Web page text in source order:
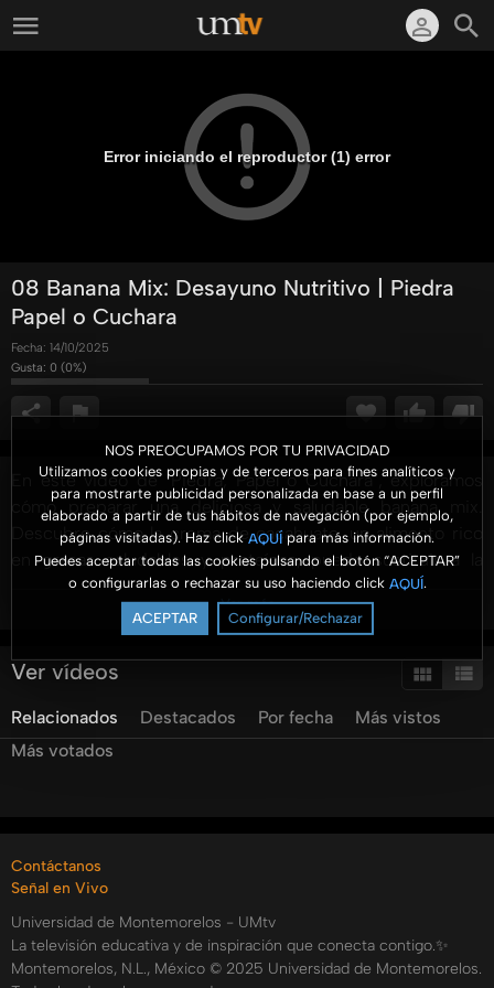
NOS PREOCUPAMOS POR TU PRIVACIDAD
Utilizamos cookies propias y de terceros para fines analíticos y
para mostrarte publicidad personalizada en base a un perfil
elaborado a partir de tus hábitos de navegación (por ejemplo,
páginas visitadas). Haz click AQUÍ para más información.
Puedes aceptar todas las cookies pulsando el botón “ACEPTAR”
o configurarlas o rechazar su uso haciendo click AQUÍ.
ACEPTAR Configurar/Rechazar
Error iniciando el reproductor (1) error
08 Banana Mix: Desayuno Nutritivo | Piedra
Papel o Cuchara
Fecha: 14/10/2025
Gusta: 0 (0%)
En este video de "Piedra, Papel o Cuchara", exploramos
cómo preparar una deliciosa y saludable banana mix.
Descubre cómo la crema de cacahuate, un alimento rico
en grasas saludables y proteínas, puede sustituir a la
mantequilla convencional al no contener colesterol, y cómo
su contenido de fósforo ayuda a mantener huesos y
dientes sanos. Aprendemos a elaborar una receta fácil y
nutritiva que combina plátano, fresas, nueces pecanas,
fuente rica en potasio y vitamina C. El video también
ofrece consejos sobre cómo obtener el máximo beneficio
Categorías:
Niños y Jóvenes
Piedra Papel o Cuchara
Ver más
Ver vídeos
Relacionados Destacados Por fecha
Más vistos
Más votados
Contáctanos
Señal en Vivo
Universidad de Montemorelos - UMtv
La televisión educativa y de inspiración que conecta contigo.✨
Montemorelos, N.L., México © 2025 Universidad de Montemorelos.